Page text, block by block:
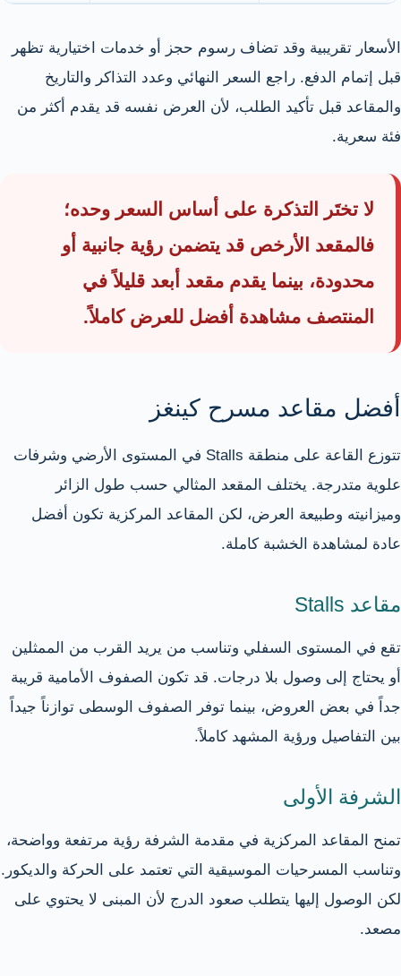
الأسعار تقريبية وقد تضاف رسوم حجز أو خدمات اختيارية تظهر
قبل إتمام الدفع. راجع السعر النهائي وعدد التذاكر والتاريخ
والمقاعد قبل تأكيد الطلب، لأن العرض نفسه قد يقدم أكثر من
فئة سعرية.
لا تختَر التذكرة على أساس السعر وحده؛
فالمقعد الأرخص قد يتضمن رؤية جانبية أو
محدودة، بينما يقدم مقعد أبعد قليلاً في
المنتصف مشاهدة أفضل للعرض كاملاً.
أفضل مقاعد مسرح كينغز
تتوزع القاعة على منطقة Stalls في المستوى الأرضي وشرفات
علوية متدرجة. يختلف المقعد المثالي حسب طول الزائر
وميزانيته وطبيعة العرض، لكن المقاعد المركزية تكون أفضل
عادة لمشاهدة الخشبة كاملة.
مقاعد Stalls
تقع في المستوى السفلي وتناسب من يريد القرب من الممثلين
أو يحتاج إلى وصول بلا درجات. قد تكون الصفوف الأمامية قريبة
جداً في بعض العروض، بينما توفر الصفوف الوسطى توازناً جيداً
بين التفاصيل ورؤية المشهد كاملاً.
الشرفة الأولى
تمنح المقاعد المركزية في مقدمة الشرفة رؤية مرتفعة وواضحة،
وتناسب المسرحيات الموسيقية التي تعتمد على الحركة والديكور.
لكن الوصول إليها يتطلب صعود الدرج لأن المبنى لا يحتوي على
مصعد.